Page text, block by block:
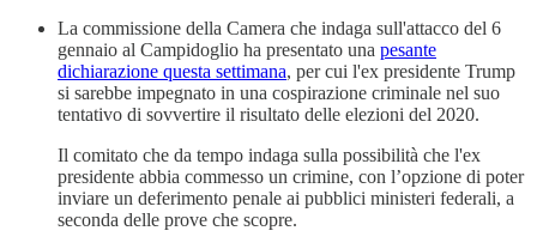
La commissione della Camera che indaga sull'attacco del 6
gennaio al Campidoglio ha presentato una pesante
dichiarazione questa settimana, per cui l'ex presidente Trump
si sarebbe impegnato in una cospirazione criminale nel suo
tentativo di sovvertire il risultato delle elezioni del 2020.
Il comitato che da tempo indaga sulla possibilità che l'ex
presidente abbia commesso un crimine, con l’opzione di poter
inviare un deferimento penale ai pubblici ministeri federali, a
seconda delle prove che scopre.